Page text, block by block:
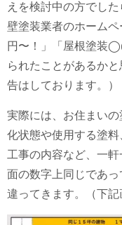
えを検討中の方でし
壁塗装業者のホーム
円〜！」「屋根塗装
られたことがあるか
告はしております。）
実際には、お住まい
化状態や使用する塗
工事の内容など、一
面の数字上同じであ
違ってきます。（下記